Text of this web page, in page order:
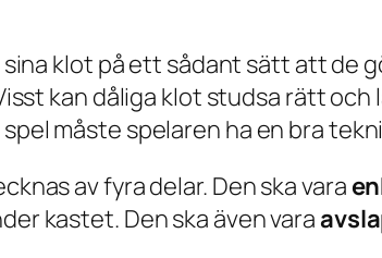
sina klot på ett sådant sätt att de
kan dåliga klot studsa rätt
måste spelaren ha en bra
av fyra delar. Den ska vara
kastet. Den ska även vara